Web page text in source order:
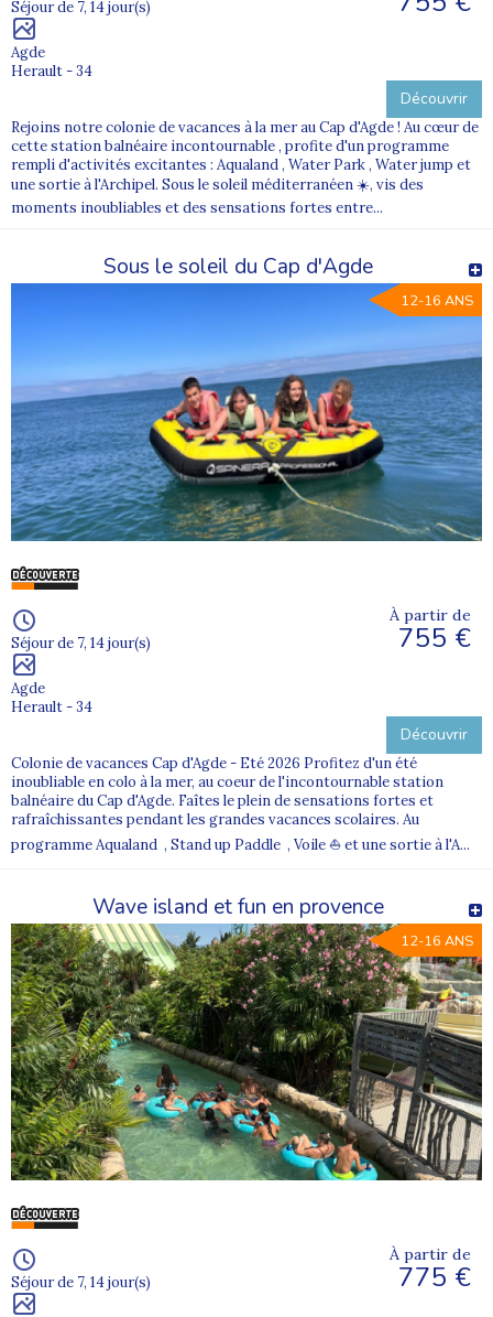
Séjour de 7, 14 jour(s)
Agde
Herault - 34
Découvrir
Rejoins notre colonie de vacances à la mer au Cap d'Agde ! Au cœur de
cette station balnéaire incontournable , profite d'un programme
rempli d'activités excitantes : Aqualand , Water Park , Water jump et
une sortie à l'Archipel. Sous le soleil méditerranéen ☀️, vis des
moments inoubliables et des sensations fortes entre...
Sous le soleil du Cap d'Agde
12-16 ANS
Séjour de 7, 14 jour(s)
Agde
Herault - 34
À partir de
755 €
Découvrir
Colonie de vacances Cap d'Agde - Eté 2026 Profitez d'un été
inoubliable en colo à la mer, au coeur de l'incontournable station
balnéaire du Cap d'Agde. Faîtes le plein de sensations fortes et
rafraîchissantes pendant les grandes vacances scolaires. Au
programme Aqualand , Stand up Paddle , Voile ⛵ et une sortie à l'A...
Wave island et fun en provence
12-16 ANS
Séjour de 7, 14 jour(s)
À partir de
775 €